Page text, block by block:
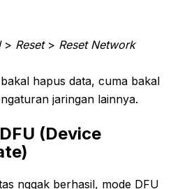
> Reset> Reset Network
hapus data, cuma bakal
jaringan lainnya.
(Device
nggak berhasil, mode DFU